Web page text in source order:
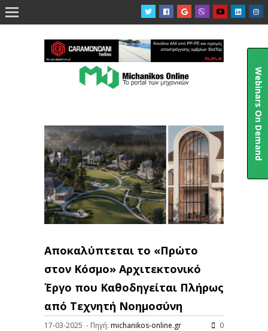

Αποκαλύπτεται το «Πρώτο
στον Κόσμο» Αρχιτεκτονικό
Έργο που Καθοδηγείται Πλήρως
από Τεχνητή Νοημοσύνη
17-03-2025 - Πηγή: michanikos-online.gr 0
Webinars On Demand